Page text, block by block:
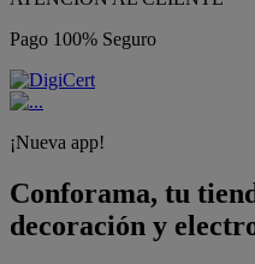
Pago 100% Seguro
¡Nueva app!
Conforama, tu
decoración y